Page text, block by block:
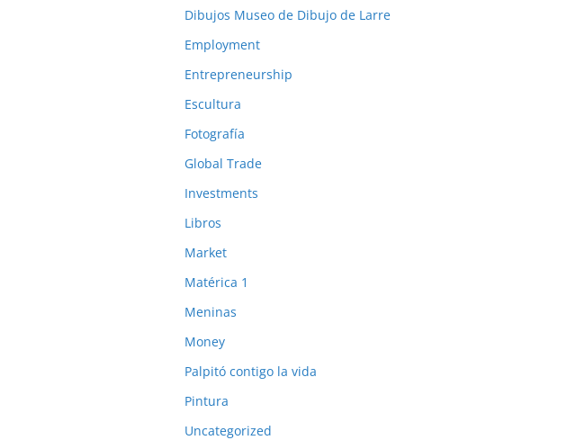
Dibujos Museo de Dibujo de Larre
Employment
Entrepreneurship
Escultura
Fotografía
Global Trade
Investments
Libros
Market
Matérica 1
Meninas
Money
Palpitó contigo la vida
Pintura
Uncategorized